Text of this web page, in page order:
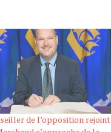
de l’opposition rejoint